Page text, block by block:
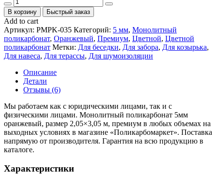
В корзину Быстрый заказ
Add to cart
Артикул: PMPK-035 Категорий: 5 мм, Монолитный
поликарбонат, Оранжевый, Премиум, Цветной, Цветной
поликарбонат Метки: Для беседки, Для забора, Для козырька,
Для навеса, Для терассы, Для шумоизоляции
Описание
Детали
Отзывы (6)
Мы работаем как с юридическими лицами, так и с
физическими лицами. Монолитный поликарбонат 5мм
оранжевый, размер 2,05×3,05 м, премиум в любых объемах на
выходных условиях в магазине «Поликарбомаркет». Поставка
напрямую от производителя. Гарантия на всю продукцию в
каталоге.
Характеристики